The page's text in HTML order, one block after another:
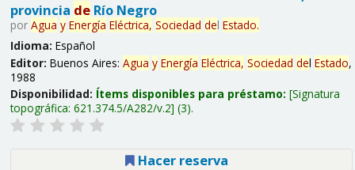
provincia deRío Negro
por Agua y Energía Eléctrica, Sociedad del Estado.
Idioma: Español
Editor: Buenos Aires: Agua y Energía Eléctrica, Sociedad del Estado,
1988
Disponibilidad: Ítems disponibles para préstamo: Signatura
topográfica: 621.374.5/A282/v.2 (3).
Hacer reserva